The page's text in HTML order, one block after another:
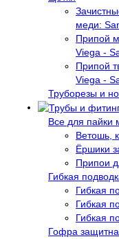
меди:
Припой
Viega -
Припой
Viega -
Труборезы и
Все для пайки
Ветошь,
Ёршики
Припои
Гибкая
Гибкая
Гибкая
Гибкая
Гофра